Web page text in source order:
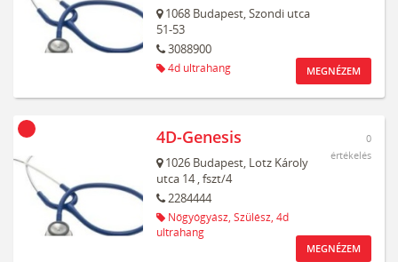
1068 Budapest,Szondi utca
51-53
3088900
4d ultrahang MEGNÉZEM
4D-Genesis
1026 Budapest, Lotz Károly
utca 14, fszt/4
2284444
Nőgyógyász, Szülész, 4d
ultrahang
0
értékelés
MEGNÉZEM